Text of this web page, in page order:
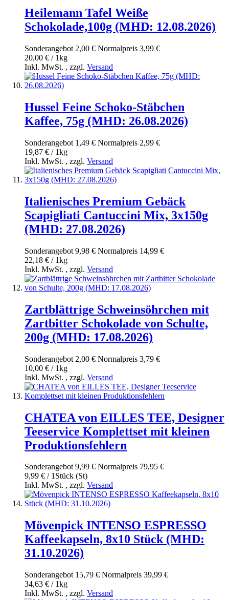
Heilemann Tafel Weiße
Schokolade,100g (MHD: 12.08.2026)
Sonderangebot 2,00 € Normal­preis 3,99 €
20,00 € / 1kg
Inkl. MwSt. , zzgl. Versand
Hussel Feine Schoko-Stäbchen
Kaffee, 75g (MHD: 26.08.2026)
Sonderangebot 1,49 € Normal­preis 2,99 €
19,87 € / 1kg
Inkl. MwSt. , zzgl. Versand
Italienisches Premium Gebäck
Scapigliati Cantuccini Mix, 3x150g
(MHD: 27.08.2026)
Sonderangebot 9,98 € Normal­preis 14,99 €
22,18 € / 1kg
Inkl. MwSt. , zzgl. Versand
Zartblättrige Schweinsöhrchen mit
Zartbitter Schokolade von Schulte,
200g (MHD: 17.08.2026)
Sonderangebot 2,00 € Normal­preis 3,79 €
10,00 € / 1kg
Inkl. MwSt. , zzgl. Versand
CHATEA von EILLES TEE, Designer
Teeservice Komplettset mit kleinen
Produktionsfehlern
Sonderangebot 9,99 € Normal­preis 79,95 €
9,99 € / 1Stück (St)
Inkl. MwSt. , zzgl. Versand
Mövenpick INTENSO ESPRESSO
Kaffeekapseln, 8x10 Stück (MHD:
31.10.2026)
Sonderangebot 15,79 € Normal­preis 39,99 €
34,63 € / 1kg
Inkl. MwSt. , zzgl. Versand